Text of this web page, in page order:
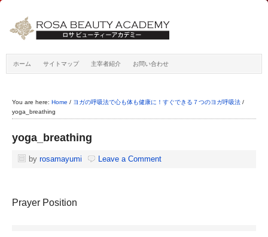
ホーム サイトマップ 主宰者紹介 お問い合わせ
You are here: Home / ヨガの呼吸法で心も体も健康に！すぐできる７つのヨガ呼吸法 /
yoga_breathing
yoga_breathing
by rosamayumi Leave a Comment
Prayer Position